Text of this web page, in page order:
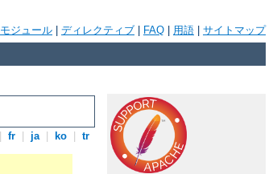
モジュール ディレクティブ FAQ 用語 サイトマップ
fr ja ko tr